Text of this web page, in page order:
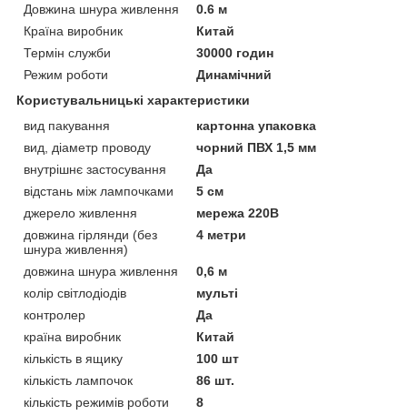
Довжина шнура живлення
0.6 м
Країна виробник
Китай
Термін служби
30000 годин
Режим роботи
Динамічний
Користувальницькі характеристики
вид пакування
картонна упаковка
вид, діаметр проводу
чорний ПВХ 1,5 мм
внутрішнє застосування
Да
відстань між лампочками
5 см
джерело живлення
мережа 220В
довжина гірлянди (без
шнура живлення)
4 метри
довжина шнура живлення
0,6 м
колір світлодіодів
мульті
контролер
Да
країна виробник
Китай
кількість в ящику
100 шт
кількість лампочок
86 шт.
кількість режимів роботи
8